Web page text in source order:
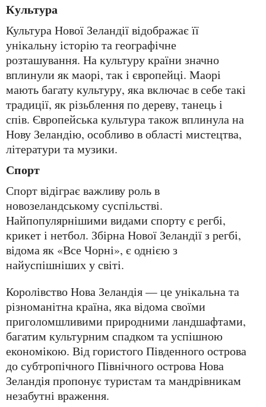
Культура
Культура Нової Зеландії відображає її
унікальну історію та географічне
розташування. На культуру країни значно
вплинули як маорі, так і європейці. Маорі
мають багату культуру, яка включає в себе такі
традиції, як різьблення по дереву, танець і
спів. Європейська культура також вплинула на
Нову Зеландію, особливо в області мистецтва,
літератури та музики.
Спорт
Спорт відіграє важливу роль в
новозеландському суспільстві.
Найпопулярнішими видами спорту є регбі,
крикет і нетбол. Збірна Нової Зеландії з регбі,
відома як «Все Чорні», є однією з
найуспішніших у світі.
Королівство Нова Зеландія — це унікальна та
різноманітна країна, яка відома своїми
приголомшливими природними ландшафтами,
багатим культурним спадком та успішною
економікою. Від гористого Південного острова
до субтропічного Північного острова Нова
Зеландія пропонує туристам та мандрівникам
незабутні враження.